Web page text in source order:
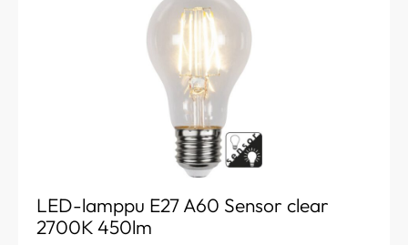
LED-lamppu E27 A60 Sensor clear
2700K 450lm